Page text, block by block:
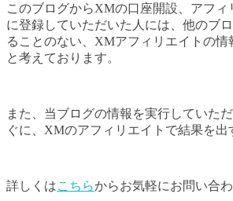
このブログからXMの口座開設、アフィ
に登録していただいた人には、他のブ
ることのない、XMアフィリエイトの情
と考えております。
また、当ブログの情報を実行していた
ぐに、XMのアフィリエイトで結果を出
詳しくはこちらからお気軽にお問い合わ